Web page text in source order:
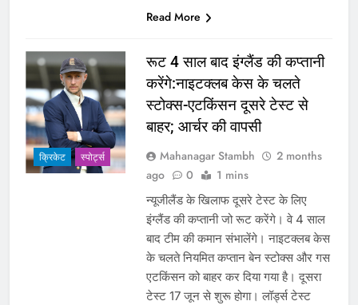
Read More
क्रिकेट ‎स्पोर्ट्स
रूट 4 साल बाद इंग्लैंड की कप्तानी
करेंगे:नाइटक्लब केस के चलते
स्टोक्स-एटकिंसन दूसरे टेस्ट से
बाहर; आर्चर की वापसी
Mahanagar Stambh
2 months
ago
0 1 mins
न्यूजीलैंड के खिलाफ दूसरे टेस्ट के लिए
इंग्लैंड की कप्तानी जो रूट करेंगे। वे 4 साल
बाद टीम की कमान संभालेंगे। नाइटक्लब केस
के चलते नियमित कप्तान बेन स्टोक्स और गस
एटकिंसन को बाहर कर दिया गया है। दूसरा
टेस्ट 17 जून से शुरू होगा। लॉर्ड्स टेस्ट